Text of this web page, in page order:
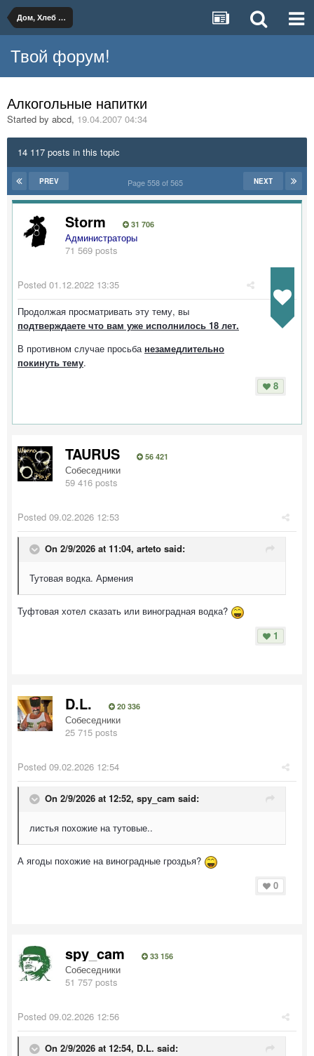
Дом, Хлеб и Вино
Твой форум!
Алкогольные напитки
Started by abcd, 19.04.2007 04:34
14 117 posts in this topic
PREV NEXT
Page 558 of 565
Storm 31 706
Администраторы
71 569 posts
Posted 01.12.2022 13:35
Продолжая просматривать эту тему, вы
подтверждаете что вам уже исполнилось 18 лет.
В противном случае просьба незамедлительно
покинуть тему.
8
TAURUS 56 421
Собеседники
59 416 posts
Posted 09.02.2026 12:53
On 2/9/2026 at 11:04, arteto said:
Тутовая водка. Армения
Туфтовая хотел сказать или виноградная водка?
1
D.L. 20 336
Собеседники
25 715 posts
Posted 09.02.2026 12:54
On 2/9/2026 at 12:52, spy_cam said:
листья похожие на тутовые..
А ягоды похожие на виноградные гроздья?
0
spy_cam 33 156
Собеседники
51 757 posts
Posted 09.02.2026 12:56
On 2/9/2026 at 12:54, D.L. said: